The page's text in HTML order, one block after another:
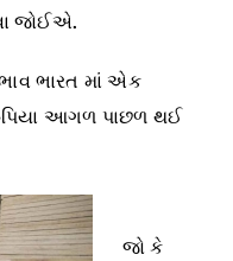
જોઈએ.
ભારત માં એક
આગળ પાછળ થઈ
જો કે